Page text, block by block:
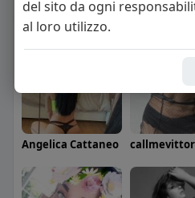
Angelica Cattaneo
del sito da ogni
al loro utilizzo.